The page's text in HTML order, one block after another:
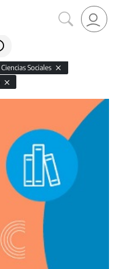
Ciencias Sociales